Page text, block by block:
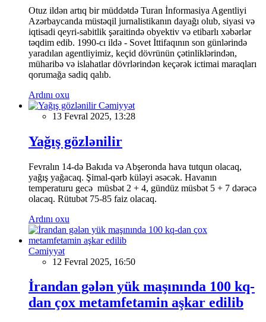
Otuz ildən artıq bir müddətdə Turan İnformasiya Agentliyi
Azərbaycanda müstəqil jurnalistikanın dayağı olub, siyasi və
iqtisadi qeyri-sabitlik şəraitində obyektiv və etibarlı xəbərlər
təqdim edib. 1990-cı ildə - Sovet İttifaqının son günlərində
yaradılan agentliyimiz, keçid dövrünün çətinliklərindən,
müharibə və islahatlar dövrlərindən keçərək ictimai maraqları
qorumağa sadiq qalıb.
Ardını oxu
Cəmiyyət
13 Fevral 2025, 13:28
Yağış gözlənilir
Fevralın 14-də Bakıda və Abşeronda hava tutqun olacaq,
yağış yağacaq. Şimal-qərb küləyi əsəcək. Havanın
temperaturu gecə müsbət 2 + 4, gündüz müsbət 5 + 7 dərəcə
olacaq. Rütubət 75-85 faiz olacaq.
Ardını oxu
Cəmiyyət
12 Fevral 2025, 16:50
İrandan gələn yük maşınında 100 kq-
dan çox metamfetamin aşkar edilib